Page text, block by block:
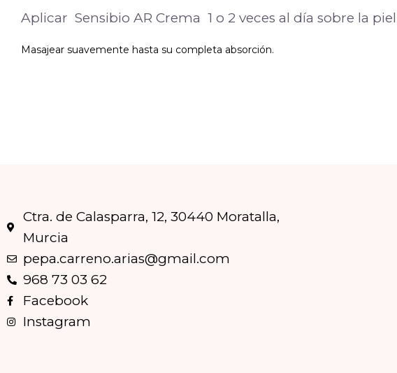
Aplicar Sensibio AR Crema 1 o 2 veces al día sobre la
Masajear suavemente hasta su completa absorción.
Ctra. de Calasparra, 12, 30440 Moratalla,
Murcia
pepa.carreno.arias@gmail.com
968 73 03 62
Facebook
Instagram